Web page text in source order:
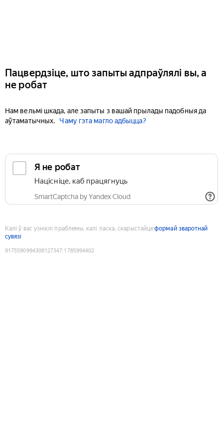
Пацвердзіце, што запыты адпраўлялі вы, а
не робат
Нам вельмі шкада, але запыты з вашай прылады падобныя да
аўтаматычных.
Чаму гэта магло адбыцца?
Я не робат
Націсніце, каб працягнуць
SmartCaptcha by Yandex Cloud
Калі ў вас узніклі праблемы, калі ласка, скарыстайцеформай зваротнай
сувязі
9175590994308127347:1785994402